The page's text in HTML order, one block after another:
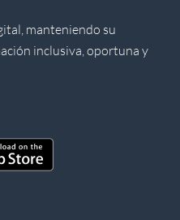
manteniendo su
inclusiva, oportuna y